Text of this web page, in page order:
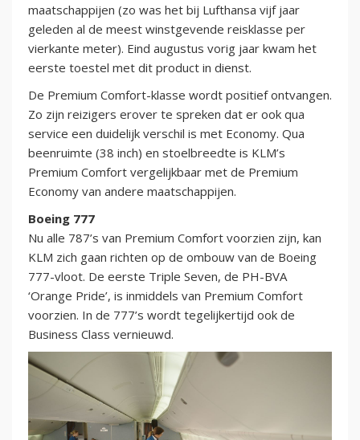
maatschappijen (zo was het bij Lufthansa vijf jaar
geleden al de meest winstgevende reisklasse per
vierkante meter). Eind augustus vorig jaar kwam het
eerste toestel met dit product in dienst.
De Premium Comfort-klasse wordt positief ontvangen.
Zo zijn reizigers erover te spreken dat er ook qua
service een duidelijk verschil is met Economy. Qua
beenruimte (38 inch) en stoelbreedte is KLM’s
Premium Comfort vergelijkbaar met de Premium
Economy van andere maatschappijen.
Boeing 777
Nu alle 787’s van Premium Comfort voorzien zijn, kan
KLM zich gaan richten op de ombouw van de Boeing
777-vloot. De eerste Triple Seven, de PH-BVA
‘Orange Pride’, is inmiddels van Premium Comfort
voorzien. In de 777’s wordt tegelijkertijd ook de
Business Class vernieuwd.